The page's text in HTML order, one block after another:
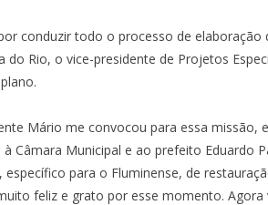
conduzir todo o processo de
do Rio, o vice-presidente de Projetos
Mário me convocou para essa missão,
Câmara Municipal e ao prefeito Eduardo
para o Fluminense, de
feliz e grato por esse momento.